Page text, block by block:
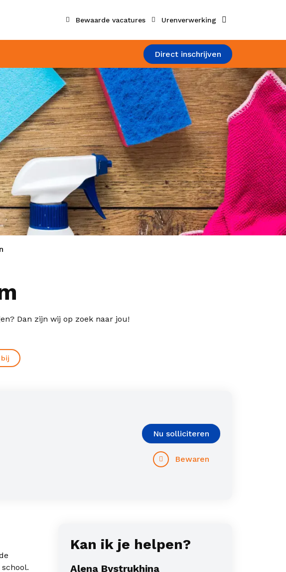
Bewaarde vacatures Urenverwerking
Direct inschrijven
Dan zijn wij op zoek naar jou!
Nu solliciteren
Bewaren
Kan ik je helpen?
Alena Bystrukhina